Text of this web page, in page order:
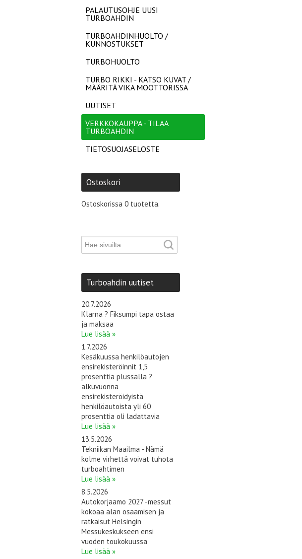
PALAUTUSOHJE UUSI
TURBOAHDIN
TURBOAHDINHUOLTO /
KUNNOSTUKSET
TURBOHUOLTO
TURBO RIKKI - KATSO KUVAT /
MÄÄRITÄ VIKA MOOTTORISSA
UUTISET
VERKKOKAUPPA - TILAA
TURBOAHDIN
TIETOSUOJASELOSTE
Ostoskori
Ostoskorissa 0 tuotetta.
Turboahdin uutiset
20.7.2026
Klarna ? Fiksumpi tapa ostaa
ja maksaa
Lue lisää »
1.7.2026
Kesäkuussa henkilöautojen
ensirekisteröinnit 1,5
prosenttia plussalla ?
alkuvuonna
ensirekisteröidyistä
henkilöautoista yli 60
prosenttia oli ladattavia
Lue lisää »
13.5.2026
Tekniikan Maailma - Nämä
kolme virhettä voivat tuhota
turboahtimen
Lue lisää »
8.5.2026
Autokorjaamo 2027 -messut
kokoaa alan osaamisen ja
ratkaisut Helsingin
Messukeskukseen ensi
vuoden toukokuussa
Lue lisää »